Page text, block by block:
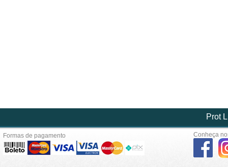
Prot
Formas de pagamento Conheça